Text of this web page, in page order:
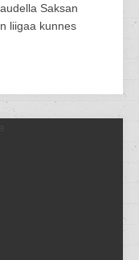
Saksan
liigaa kunnes